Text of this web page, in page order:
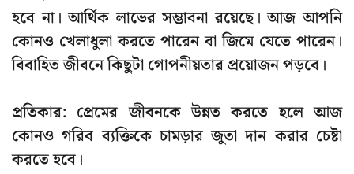
হবে না। আর্থিক লাভের সম্ভাবনা রয়েছে। আজ আপনি
কোনও খেলাধুলা করতে পারেন বা জিমে যেতে পারেন।
বিবাহিত জীবনে কিছুটা গোপনীয়তার প্রয়োজন পড়বে।
প্রতিকার: প্রেমের জীবনকে উন্নত করতে হলে আজ
কোনও গরিব ব্যক্তিকে চামড়ার জুতা দান করার চেষ্টা
করতে হবে।